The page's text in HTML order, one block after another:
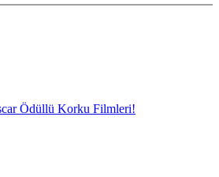
Ödüllü Korku Filmleri!